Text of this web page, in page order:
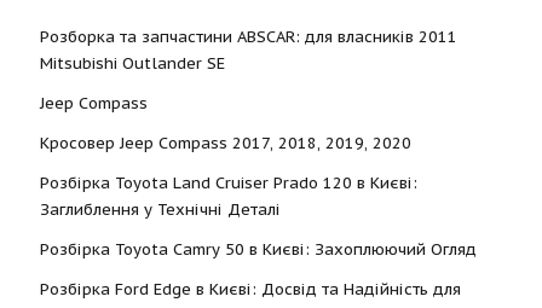
Розборка та запчастини ABSCAR: для власників 2011
Mitsubishi Outlander SE
Jeep Compass
Кросовер Jeep Compass 2017, 2018, 2019, 2020
Розбірка Toyota Land Cruiser Prado 120 в Києві:
Заглиблення у Технічні Деталі
Розбірка Toyota Camry 50 в Києві: Захоплюючий Огляд
Розбірка Ford Edge в Києві: Досвід та Надійність для